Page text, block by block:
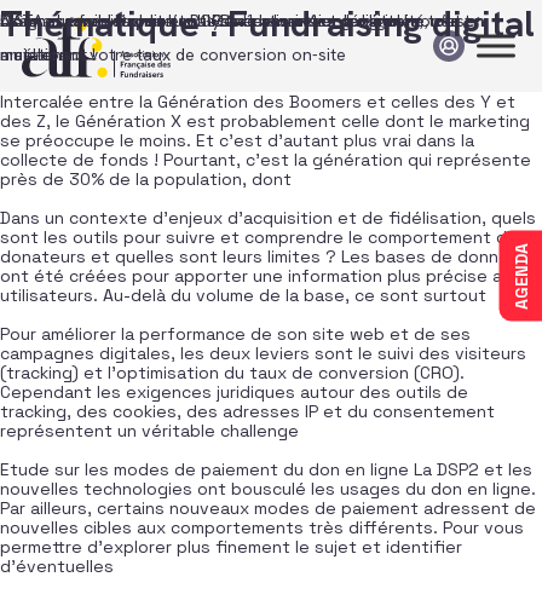
Passer au contenu
AGENDA
Thématique :Fundraising digital
Connaissance Donateurs : Génération X et générosité, c’est
maintenant !
Intercalée entre la Génération des Boomers et celles des Y et
des Z, le Génération X est probablement celle dont le marketing
se préoccupe le moins. Et c’est d’autant plus vrai dans la
collecte de fonds ! Pourtant, c’est la génération qui représente
près de 30% de la population, dont
DATA : Les enjeux de l’analyse de données dans un monde en
mutation
Dans un contexte d’enjeux d’acquisition et de fidélisation, quels
sont les outils pour suivre et comprendre le comportement des
donateurs et quelles sont leurs limites ? Les bases de données
ont été créées pour apporter une information plus précise aux
utilisateurs. Au-delà du volume de la base, ce sont surtout
Assurez un suivi clair et RGPD de vos actions digitales, tout en
améliorant votre taux de conversion on-site
Pour améliorer la performance de son site web et de ses
campagnes digitales, les deux leviers sont le suivi des visiteurs
(tracking) et l’optimisation du taux de conversion (CRO).
Cependant les exigences juridiques autour des outils de
tracking, des cookies, des adresses IP et du consentement
représentent un véritable challenge
5 Signaux faibles pour collecter demain sur le digital
Etude sur les modes de paiement du don en ligne La DSP2 et les
nouvelles technologies ont bousculé les usages du don en ligne.
Par ailleurs, certains nouveaux modes de paiement adressent de
nouvelles cibles aux comportements très différents. Pour vous
permettre d’explorer plus finement le sujet et identifier
d’éventuelles